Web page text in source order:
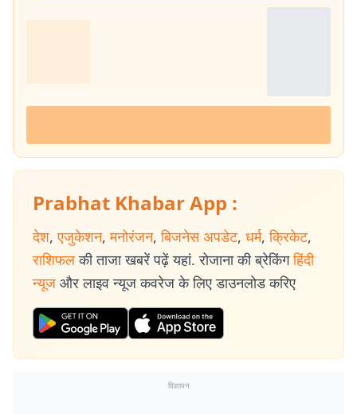
Prabhat Khabar App :
देश, एजुकेशन, मनोरंजन, बिजनेस अपडेट, धर्म, क्रिकेट,
राशिफल की ताजा खबरें पढ़ें यहां. रोजाना की ब्रेकिंग हिंदी
न्यूज और लाइव न्यूज कवरेज के लिए डाउनलोड करिए
विज्ञापन